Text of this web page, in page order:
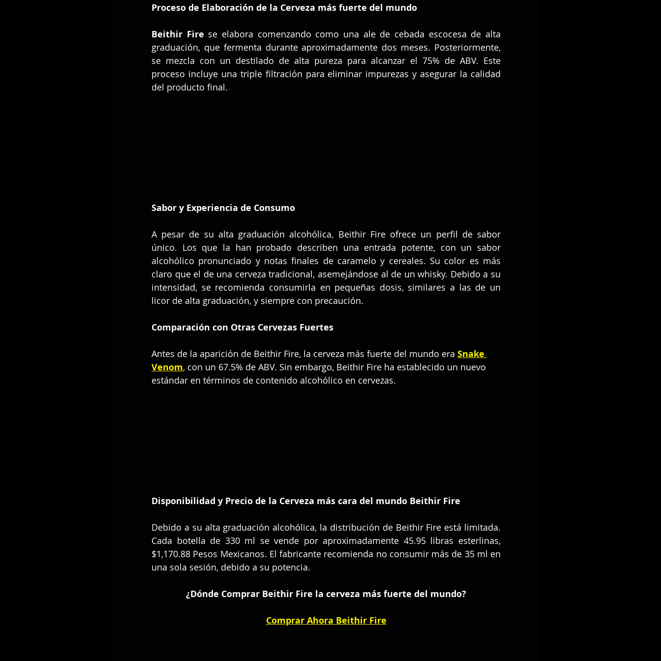
Proceso de Elaboración de la Cerveza más fuerte del mundo
Beithir Fire se elabora comenzando como una ale de cebada escocesa de alta
graduación, que fermenta durante aproximadamente dos meses. Posteriormente,
se mezcla con un destilado de alta pureza para alcanzar el 75% de ABV. Este
proceso incluye una triple filtración para eliminar impurezas y asegurar la calidad
del producto final.
Sabor y Experiencia de Consumo
A pesar de su alta graduación alcohólica, Beithir Fire ofrece un perfil de sabor
único. Los que la han probado describen una entrada potente, con un sabor
alcohólico pronunciado y notas finales de caramelo y cereales. Su color es más
claro que el de una cerveza tradicional, asemejándose al de un whisky. Debido a su
intensidad, se recomienda consumirla en pequeñas dosis, similares a las de un
licor de alta graduación, y siempre con precaución.
Comparación con Otras Cervezas Fuertes
Antes de la aparición de Beithir Fire, la cerveza más fuerte del mundo era Snake
Venom, con un 67.5% de ABV. Sin embargo, Beithir Fire ha establecido un nuevo
estándar en términos de contenido alcohólico en cervezas.
Disponibilidad y Precio de la Cerveza más cara del mundo Beithir Fire
Debido a su alta graduación alcohólica, la distribución de Beithir Fire está limitada.
Cada botella de 330 ml se vende por aproximadamente 45.95 libras esterlinas,
$1,170.88 Pesos Mexicanos. El fabricante recomienda no consumir más de 35 ml en
una sola sesión, debido a su potencia.
¿Dónde Comprar Beithir Fire la cerveza más fuerte del mundo?
Comprar Ahora Beithir Fire